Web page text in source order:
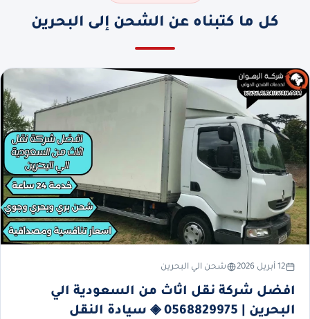
كل ما كتبناه عن الشحن إلى البحرين
12 أبريل 2026 شحن الي البحرين
افضل شركة نقل اثاث من السعودية الي
البحرين | 0568829975 ◈ سيادة النقل